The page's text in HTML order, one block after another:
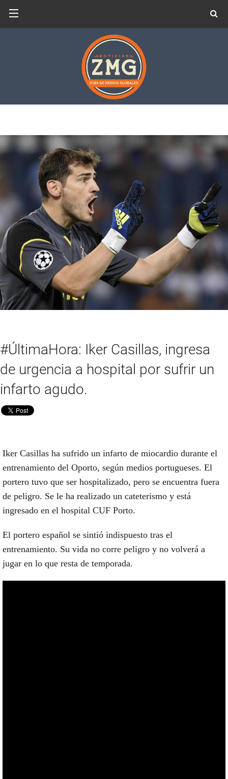
#ÚltimaHora: Iker Casillas, ingresa
de urgencia a hospital por sufrir un
infarto agudo.
Iker Casillas ha sufrido un infarto de miocardio durante el
entrenamiento del Oporto, según medios portugueses. El
portero tuvo que ser hospitalizado, pero se encuentra fuera
de peligro. Se le ha realizado un cateterismo y está
ingresado en el hospital CUF Porto.
El portero español se sintió indispuesto tras el
entrenamiento. Su vida no corre peligro y no volverá a
jugar en lo que resta de temporada.